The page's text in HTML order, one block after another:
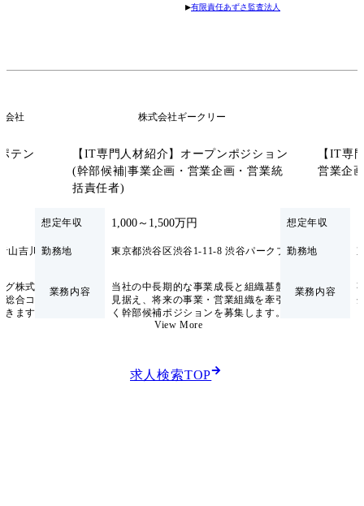
▸有限責任あずさ監査法人
会社
テン
山吉川ビル9F
グ株式会社で
総合コンサル
ます。 業界
株式会社ギークリー
【IT専門人材紹介】オープンポジション
(幹部候補|事業企画・営業企画・営業統
括責任者)
想定年収 1,000～1,500万円
勤務地 東京都渋谷区渋谷1-11-8 渋谷パークプラザ3階
業務内容
当社の中長期的な事業成長と組織基盤強化を
見据え、将来の事業・営業組織を牽引いただ
く幹部候補ポジションを募集します。 特定の
役職に限定せず、これまでのご経験・専門性
割を担っていただきます。 経営と現場をつな
ぐ中核として、戦略立案から実行・組織づく
View More
【IT専
営業企
想定年収
勤務地
業務内容
求人検索TOP